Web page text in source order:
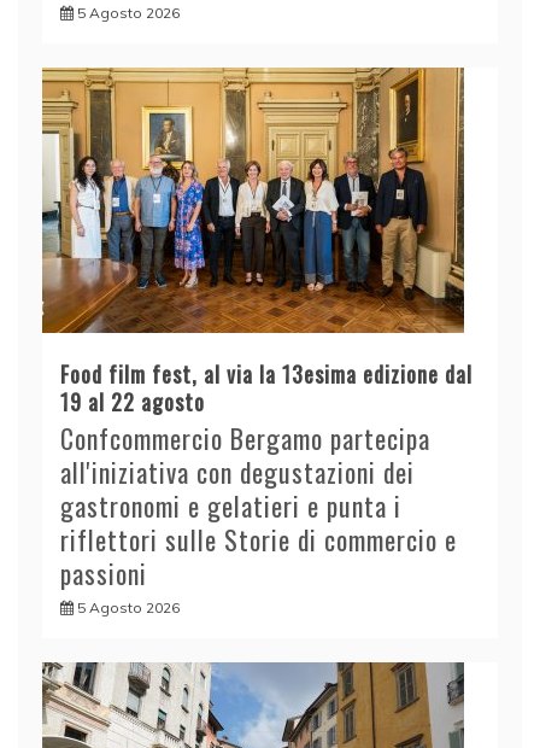
5 Agosto 2026
Food film fest, al via la 13esima edizione dal
19 al 22 agosto
Confcommercio Bergamo partecipa
all'iniziativa con degustazioni dei
gastronomi e gelatieri e punta i
riflettori sulle Storie di commercio e
passioni
5 Agosto 2026